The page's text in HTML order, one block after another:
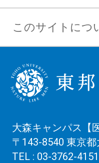
このサイトにつ
大森キャンパス【
〒143-8540 東京
TEL : 03-3762-